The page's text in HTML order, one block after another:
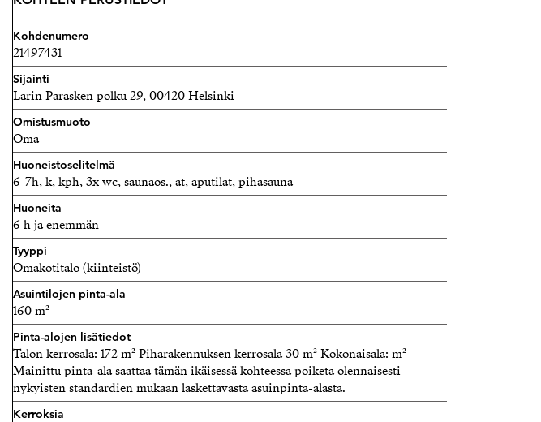
kerralla useampikin auto, matkailuauto tai venekin. Sähköauton
latausasema etäohjuksella.
Ja mikä parasta, oma 2006 valmistunut pihasauna puulämmitteisellä
kiukaalla. Pihasaunassa on yksiö keittiöineen ja se on kunnostettu
2019. Kaarelaan kuuluva Hakuninmaa on jo kauan asutettu
pientaloalue, josta hyvät kulkuyhteydet moneen suuntaan.
Esittelyt ja lisätiedot;
Tuula Piiroinen
Kiinteistönvälittäjä LKV
Strand Properties Brand Partner
040 680 7716 - tuula@strand.fi
Tuula Piiroinen LKV Oy | 3463551-4
Kohdenumero
21497431
Sijainti
Larin Parasken polku 29, 00420 Helsinki
Omistusmuoto
Oma
Huoneistoselitelmä
6-7h, k, kph, 3x wc, saunaos., at, aputilat, pihasauna
Huoneita
6 h ja enemmän
Tyyppi
Omakotitalo (kiinteistö)
Asuintilojen pinta-ala
160 m²
Pinta-alojen lisätiedot
Talon kerrosala: 172 m² Piharakennuksen kerrosala 30 m² Kokonaisala: m²
Mainittu pinta-ala saattaa tämän ikäisessä kohteessa poiketa olennaisesti
nykyisten standardien mukaan laskettavasta asuinpinta-alasta.
Kerroksia